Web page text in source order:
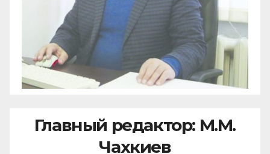
Главный редактор: М.М.
Чахкиев